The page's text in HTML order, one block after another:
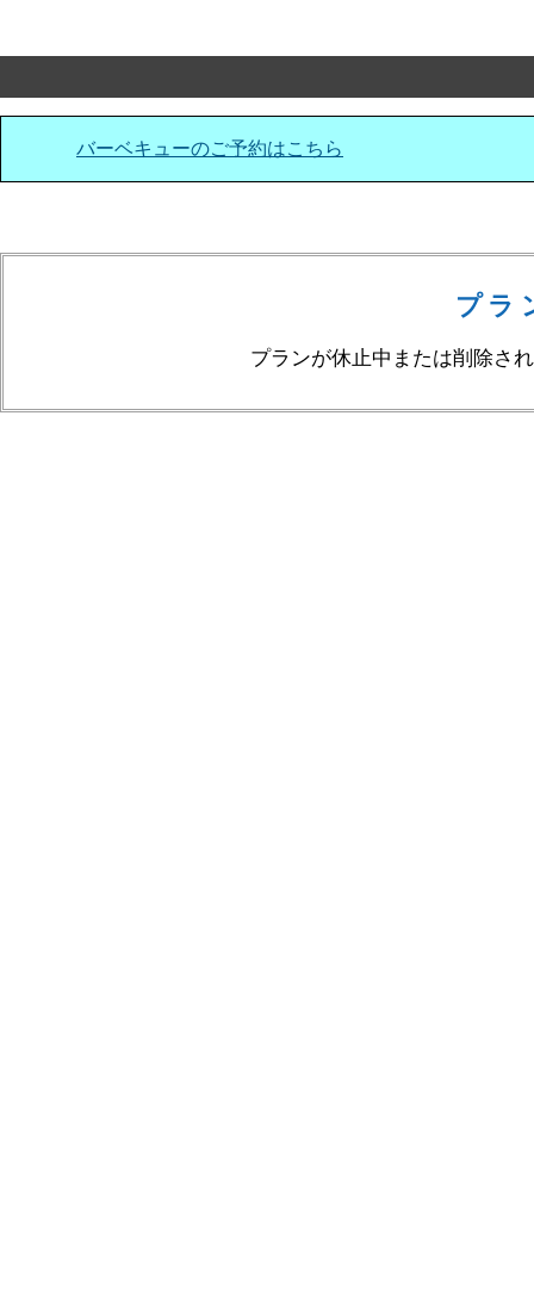
バーベキューのご予約はこちら
プラ
プランが休止中または削除さ